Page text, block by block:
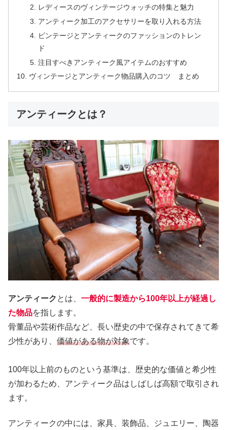
レディースのヴィンテージウォッチの特集と魅力
アンティーク加工のアクセサリーを取り入れる方法
ビンテージとアンティークのファッションのトレン
ド
注目すべきアンティーク風アイテムのおすすめ
ヴィンテージとアンティーク物品購入のコツ まとめ
アンティークとは？
アンティーク とは、 一般的に製造から100年以上が経過し
た物品を指します。
骨董品や芸術作品など、長い歴史の中で保存されてきて希
少性があり、 価値がある物が対象です。
100年以上前のものという基準は、歴史的な価値と希少性
が加わるため、アンティーク品はしばしば高額で取引され
ます。
アンティークの中には、家具、装飾品、ジュエリー、陶器